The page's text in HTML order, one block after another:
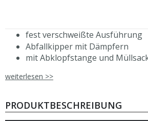
fest verschweißte Ausführung
Abfallkipper mit Dämpfern
mit Abklopfstange und
doppelwandige
Beine wahlweise erhältlich in
Höhe (Gesamthöhe 810/860
weiterlesen >>
PRODUKTBESCHREIBUNG